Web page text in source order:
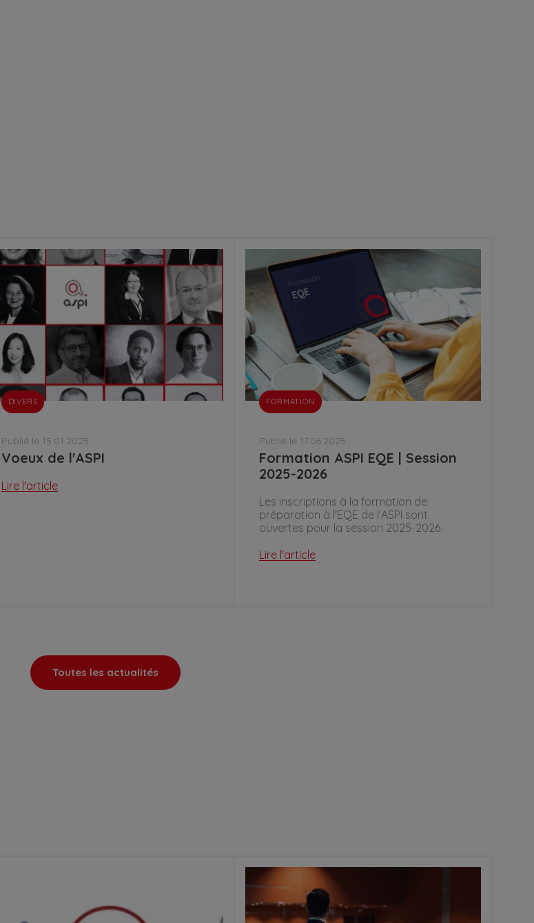
DIVERS
Publié le 15.01.2025
Voeux de l'ASPI
Lire l'article
FORMATION
Publié le 17.06.2025
Formation ASPI EQE | Session
2025-2026
Les inscriptions à la formation de
préparation à l'EQE de l'ASPI sont
ouvertes pour la session 2025-2026.
Lire l'article
Toutes les actualités